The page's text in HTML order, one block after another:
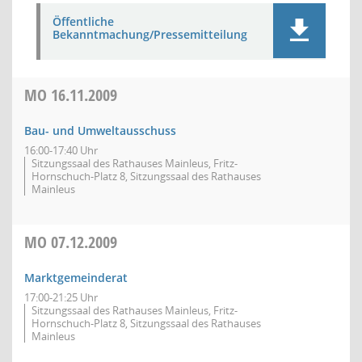
Öffentliche
Bekanntmachung/Pressemitteilung
MO 16.11.2009
Bau- und Umweltausschuss
16:00-17:40 Uhr
Sitzungssaal des Rathauses Mainleus, Fritz-
Hornschuch-Platz 8, Sitzungssaal des Rathauses
Mainleus
MO 07.12.2009
Marktgemeinderat
17:00-21:25 Uhr
Sitzungssaal des Rathauses Mainleus, Fritz-
Hornschuch-Platz 8, Sitzungssaal des Rathauses
Mainleus